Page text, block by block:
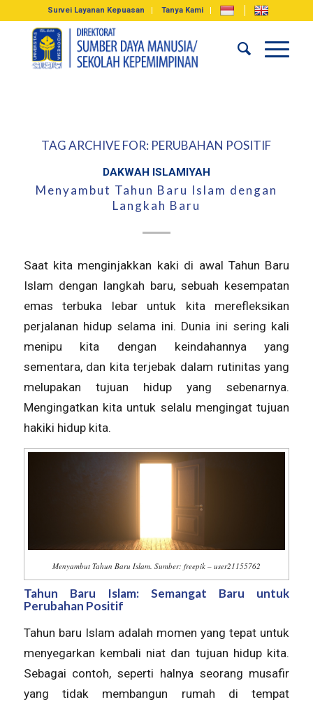
Survei Layanan Kepuasan Tanya Kami
TAG ARCHIVE FOR: PERUBAHAN POSITIF
DAKWAH ISLAMIYAH
Menyambut Tahun Baru Islam dengan
Langkah Baru
Saat kita menginjakkan kaki di awal Tahun Baru
Islam dengan langkah baru, sebuah kesempatan
emas terbuka lebar untuk kita merefleksikan
perjalanan hidup selama ini. Dunia ini sering kali
menipu kita dengan keindahannya yang
sementara, dan kita terjebak dalam rutinitas yang
melupakan tujuan hidup yang sebenarnya.
Mengingatkan kita untuk selalu mengingat tujuan
hakiki hidup kita.
Menyambut Tahun Baru Islam. Sumber: freepik – user21155762
Tahun Baru Islam: Semangat Baru untuk
Perubahan Positif
Tahun baru Islam adalah momen yang tepat untuk
menyegarkan kembali niat dan tujuan hidup kita.
Sebagai contoh, seperti halnya seorang musafir
yang tidak membangun rumah di tempat